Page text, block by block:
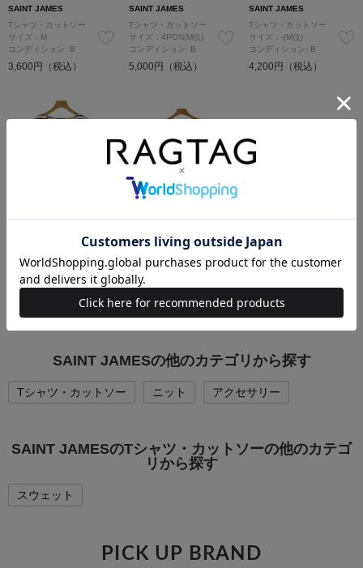
SAINT JAMES
Tシャツ・カットソー
サイズ：M
コンディション: B
3,600円（税込）
SAINT JAMES
Tシャツ・カットソー
サイズ：4PON(M位)
コンディション: B
5,000円（税込）
SAINT JAMES
Tシャツ・カットソー
サイズ：-(M位)
コンディション: B
4,200円（税込）
サイズ：S
コンディション: B
5,800円（税込）
SAINT JAMES
Tシャツ・カットソー
サイズ：M
コンディション: B
SAINT JAMESの他のカテゴリから探す
Tシャツ・カットソー ニット アクセサリー
SAINT JAMESのTシャツ・カットソーの他のカテゴ
リから探す
スウェット
PICK UP BRAND